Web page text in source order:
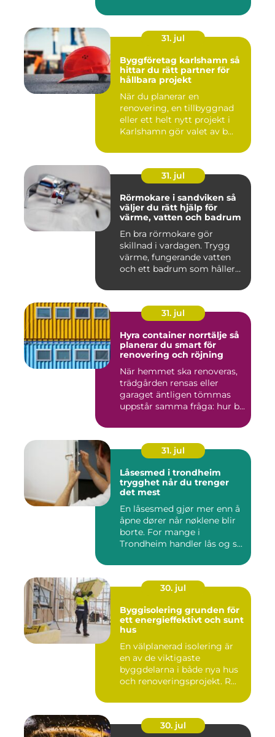
31. jul
Byggföretag karlshamn så
hittar du rätt partner för
hållbara projekt
När du planerar en
renovering, en tillbyggnad
eller ett helt nytt projekt i
Karlshamn gör valet av b...
31. jul
Rörmokare i sandviken så
väljer du rätt hjälp för
värme, vatten och badrum
En bra rörmokare gör
skillnad i vardagen. Trygg
värme, fungerande vatten
och ett badrum som håller
31. jul
Hyra container norrtälje så
planerar du smart för
renovering och röjning
När hemmet ska renoveras,
trädgården rensas eller
garaget äntligen tömmas
uppstår samma fråga: hur b...
31. jul
Låsesmed i trondheim
trygghet når du trenger
det mest
En låsesmed gjør mer enn å
åpne dører når nøklene blir
borte. For mange i
Trondheim handler lås og s...
30. jul
Byggisolering grunden för
ett energieffektivt och sunt
hus
En välplanerad isolering är
en av de viktigaste
byggdelarna i både nya hus
och renoveringsprojekt. R...
30. jul